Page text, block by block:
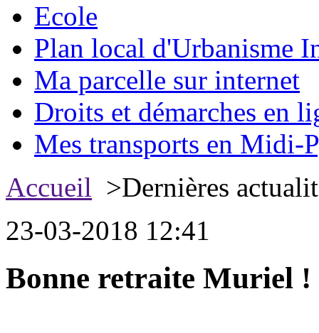
Ecole
Plan local d'Urbanisme
Ma parcelle sur internet
Droits et démarches en
Mes transports en Midi-
Accueil >Dernières
23-03-2018 12:41
Bonne retraite Muriel !